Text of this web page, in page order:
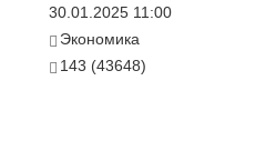
30.01.2025 11:00
Экономика
143 (43648)